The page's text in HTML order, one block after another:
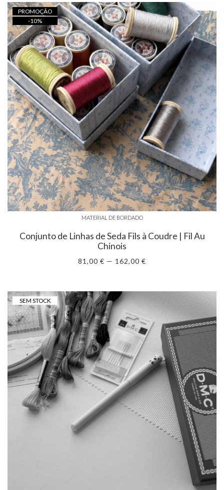
-10%
PROMOÇÃO
MATERIAL DE BORDADO
Conjunto de Linhas de Seda Fils à Coudre | Fil Au
Chinois
81,00 € — 162,00 €
SEM STOCK